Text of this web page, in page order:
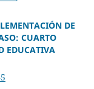
DE
CUARTO
EDUCATIVA